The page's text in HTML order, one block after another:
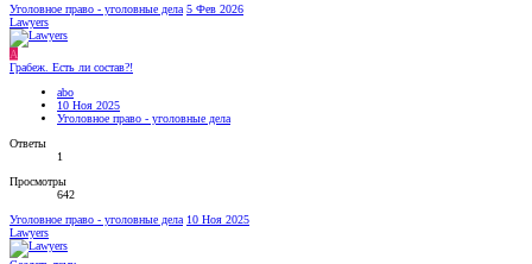
Уголовное право - уголовные дела 5 Фев 2026
Lawyers
A
Грабеж. Есть ли состав?!
abo
10 Ноя 2025
Уголовное право - уголовные дела
Ответы
1
Просмотры
642
Уголовное право - уголовные дела 10 Ноя 2025
Lawyers